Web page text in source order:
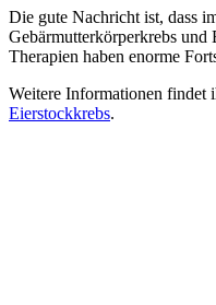
Die gute Nachricht ist, dass
Gebärmutterkörperkrebs
Therapien haben enorme
Weitere Informationen findet
Eierstockkrebs.